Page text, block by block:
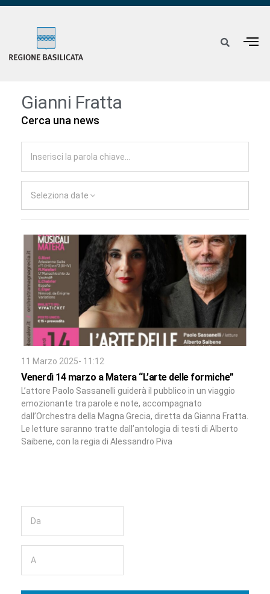
Gianni Fratta
Cerca una news
Seleziona date
11 Marzo 2025- 11:12
Venerdì 14 marzo a Matera “L’arte delle formiche”
L’attore Paolo Sassanelli guiderà il pubblico in un viaggio
emozionante tra parole e note, accompagnato
dall’Orchestra della Magna Grecia, diretta da Gianna Fratta.
Le letture saranno tratte dall’antologia di testi di Alberto
Saibene, con la regia di Alessandro Piva